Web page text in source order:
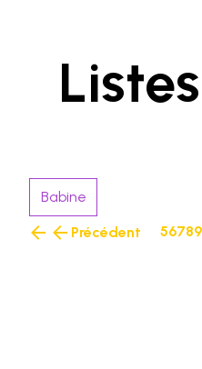
Babine
Précédent 56789